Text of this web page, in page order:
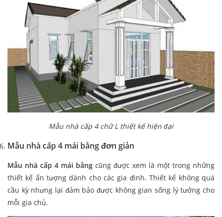
Mẫu nhà cấp 4 chữ L thiết kế hiện đại
Mẫu nhà cấp 4 mái bằng đơn giản
Mẫu nhà cấp 4 mái bằng cũng được xem là một trong những
thiết kế ấn tượng dành cho các gia đình. Thiết kế không quá
cầu kỳ nhưng lại đảm bảo được không gian sống lý tưởng cho
mỗi gia chủ.